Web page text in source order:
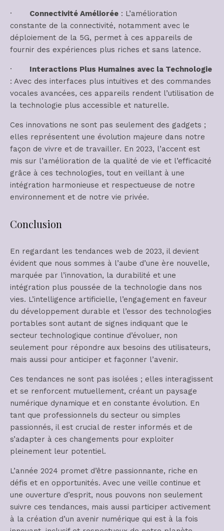
· Connectivité Améliorée : L’amélioration
constante de la connectivité, notamment avec le
déploiement de la 5G, permet à ces appareils de
fournir des expériences plus riches et sans latence.
· Interactions Plus Humaines avec la Technologie
: Avec des interfaces plus intuitives et des commandes
vocales avancées, ces appareils rendent l’utilisation de
la technologie plus accessible et naturelle.
Ces innovations ne sont pas seulement des gadgets ;
elles représentent une évolution majeure dans notre
façon de vivre et de travailler. En 2023, l’accent est
mis sur l’amélioration de la qualité de vie et l’efficacité
grâce à ces technologies, tout en veillant à une
intégration harmonieuse et respectueuse de notre
environnement et de notre vie privée.
Conclusion
En regardant les tendances web de 2023, il devient
évident que nous sommes à l’aube d’une ère nouvelle,
marquée par l’innovation, la durabilité et une
intégration plus poussée de la technologie dans nos
vies. L’intelligence artificielle, l’engagement en faveur
du développement durable et l’essor des technologies
portables sont autant de signes indiquant que le
secteur technologique continue d’évoluer, non
seulement pour répondre aux besoins des utilisateurs,
mais aussi pour anticiper et façonner l’avenir.
Ces tendances ne sont pas isolées ; elles interagissent
et se renforcent mutuellement, créant un paysage
numérique dynamique et en constante évolution. En
tant que professionnels du secteur ou simples
passionnés, il est crucial de rester informés et de
s’adapter à ces changements pour exploiter
pleinement leur potentiel.
L’année 2024 promet d’être passionnante, riche en
défis et en opportunités. Avec une veille continue et
une ouverture d’esprit, nous pouvons non seulement
suivre ces tendances, mais aussi participer activement
à la création d’un avenir numérique qui est à la fois